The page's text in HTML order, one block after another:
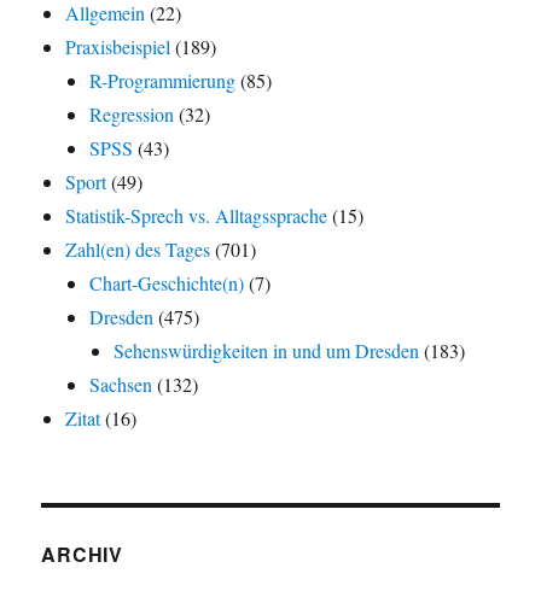
Allgemein (22)
Praxisbeispiel (189)
R-Programmierung(85)
Regression (32)
SPSS (43)
Sport(49)
Statistik-Sprech vs. Alltagssprache(15)
Zahl(en) des Tages(701)
Chart-Geschichte(n)(7)
Dresden (475)
Sehenswürdigkeiten in und um Dresden (183)
Sachsen (132)
Zitat(16)
ARCHIV